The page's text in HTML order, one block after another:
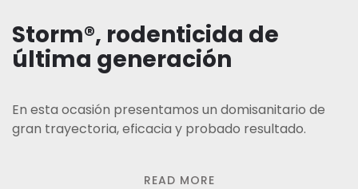
Storm®, rodenticida de
última generación
En esta ocasión presentamos un domisanitario de
gran trayectoria, eficacia y probado resultado.
READ MORE